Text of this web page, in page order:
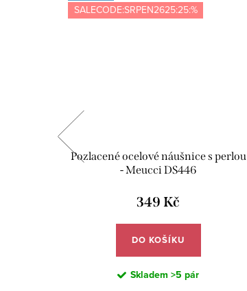
SALECODE:SRPEN2625:25:%
Pozlacené ocelové náušnice s perlou
- Meucci DS446
349 Kč
DO KOŠÍKU
Skladem >5 pár